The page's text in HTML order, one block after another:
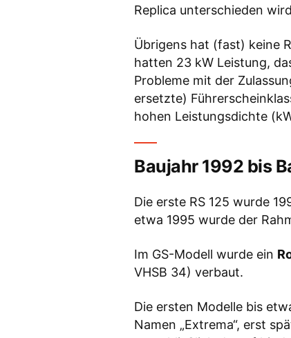
Replica unterschieden
Übrigens hat (fast) keine
hatten 23 kW Leistung,
Probleme mit der
ersetzte)
hohen Leistungsdichte
Baujahr 1992 bis
Die erste RS 125 wurde
etwa 1995 wurde der
Im GS-Modell wurde ein
VHSB 34) verbaut.
Die ersten Modelle bis
Namen „Extrema“, erst